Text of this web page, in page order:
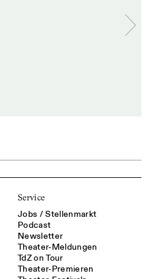
Service
Jobs / Stellenmarkt
Podcast
Newsletter
Theater-Meldungen
TdZ on Tour
Theater-Premieren